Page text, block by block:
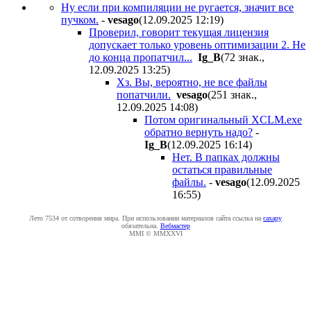
Ну если при компиляции не ругается, значит все
пучком. - vesago(12.09.2025 12:19)
Проверил, говорит текущая лицензия
допускает только уровень оптимизации 2. Не
до конца пропатчил... Ig_B(72 знак.,
12.09.2025 13:25)
Хз. Вы, вероятно, не все файлы
попатчили. vesago(251 знак.,
12.09.2025 14:08)
Потом оригинальный XCLM.exe
обратно вернуть надо? -
Ig_B(12.09.2025 16:14)
Нет. В папках должны
остаться правильные
файлы. - vesago(12.09.2025
16:55)
Лето 7534 от сотворения мира. При использовании материалов сайта ссылка на caxapу
обязательна. Вебмастер
MMI © MMXXVI